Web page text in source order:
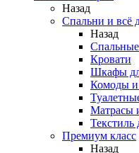
Назад
Спальни и всё
Назад
Кровати
Шкафы
Комоды и
Матрасы
Текстиль
Премиум класс
Назад